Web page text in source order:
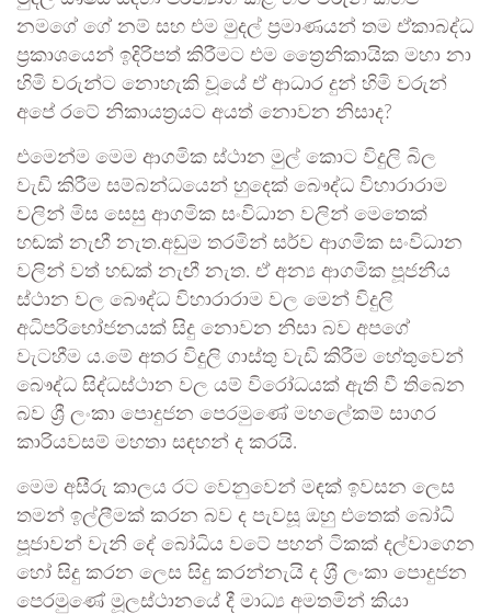
නමගේ ගේ නම් සහ එම මුදල් ප්‍රමාණයන් තම ඒකාබද්ධ
ප්‍රකාශයෙන් ඉදිරිපත් කිරීමට එම ත්‍රෛනිකායික මහා නා
හිමි වරුන්ට නොහැකි වූයේ ඒ ආධාර දුන් හිමි වරුන්
අපේ රටේ නිකායත්‍රයට අයත් නොවන නිසාද?
එමෙන්ම මෙම ආගමික ස්ථාන මුල් කොට විදුලි බිල
වැඩි කිරීම සම්බන්ධයෙන් හුදෙක් බෞද්ධ විහාරාරාම
වලින් මිස සෙසු ආගමික සංවිධාන වලින් මෙතෙක්
හඬක් නැඟී නැත.අඩුම තරමින් සර්ව ආගමික සංවිධාන
වලින් වත් හඬක් නැඟී නැත. ඒ අන්‍ය ආගමික පූජනීය
ස්ථාන වල බෞද්ධ විහාරාරාම වල මෙන් විදුලි
අධිපරිභෝජනයක් සිදු නොවන නිසා බව අපගේ
වැටහීම ය.මේ අතර විදුලි ගාස්තු වැඩි කිරීම හේතුවෙන්
බෞද්ධ සිද්ධස්ථාන වල යම් විරෝධයක් ඇති වී තිබෙන
බව ශ්‍රී ලංකා පොදුජන පෙරමුණේ මහලේකම් සාගර
කාරියවසම් මහතා සඳහන් ද කරයි.
මෙම අසීරු කාලය රට වෙනුවෙන් මඳක් ඉවසන ලෙස
තමන් ඉල්ලීමක් කරන බව ද පැවසූ ඔහු එතෙක් බෝධි
පූජාවන් වැනි දේ බෝධිය වටේ පහන් ටිකක් දල්වාගෙන
හෝ සිදු කරන ලෙස සිදු කරන්නැයි ද ශ‍්‍රී ලංකා පොදුජන
පෙරමුණේ මූලස්ථානයේ දී මාධ්‍ය අමතමින් කියා